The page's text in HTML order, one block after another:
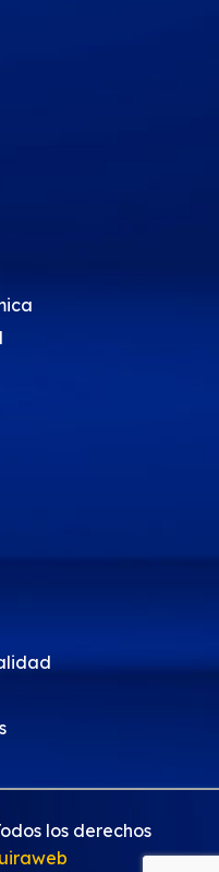
los derechos